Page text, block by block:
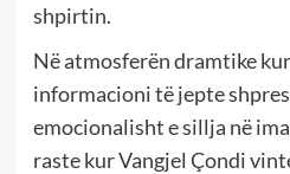
shpirtin.
Në atmosferën dramtike
informacioni të jepte
emocionalisht e sillja në
raste kur Vangjel Çondi